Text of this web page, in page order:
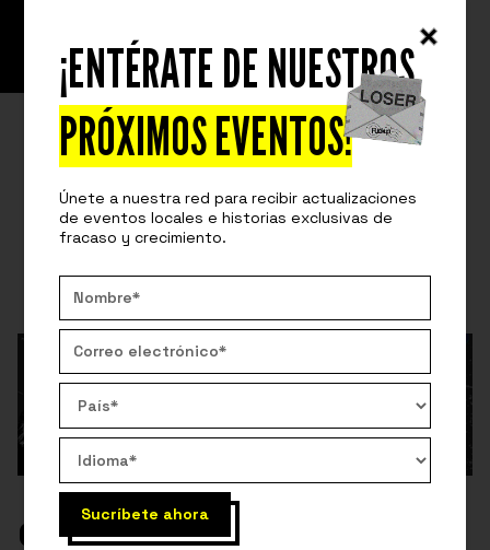
¡ENTÉRATE DE NUESTROS
PRÓXIMOS EVENTOS!
Únete a nuestra red para recibir actualizaciones
de eventos locales e historias exclusivas de
fracaso y crecimiento.
READ SPEAKERS STORIES
MI SOCIO SE DESAPARECIÓ CON MIS
$60,000
Conzuelo Pi comparte su historia de fracaso.
By: Ricardo Guerrero
July 3, 2026
Conzuelo lo tenía todo: era